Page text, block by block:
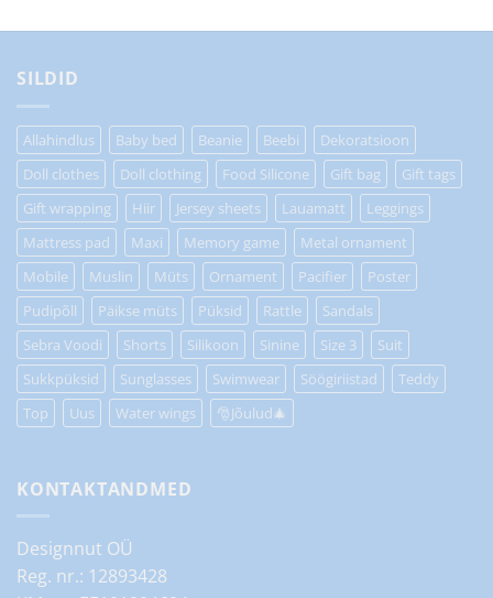
SILDID
Allahindlus Baby bed Beanie Beebi
Dekoratsioon
Doll clothes
Doll clothing Food Silicone Gift bag
Gift tags
Gift wrapping
Hiir Jersey sheets Lauamatt
Leggings
Mattress pad
Maxi Memory game
Metal ornament
Mobile
Muslin Müts Ornament Pacifier
Poster
Pudipõll
Päikse müts Püksid Rattle
Sandals
Sebra Voodi
Shorts Silikoon Sinine Size 3
Suit
Sukkpüksid
Sunglasses Swimwear Söögiriistad
Teddy
Top
Uus Water wings 🎅Jõulud🎄
KONTAKTANDMED
Designnut OÜ
Reg. nr.: 12893428